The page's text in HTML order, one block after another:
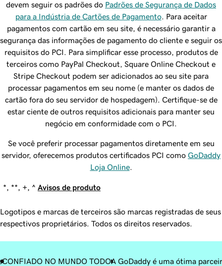
devem seguir os padrões do Padrões de Segurança de Dados
para a Indústria de Cartões de Pagamento. Para aceitar
pagamentos com cartão em seu site, é necessário garantir a
segurança das informações de pagamento do cliente e seguir os
requisitos do PCI. Para simplificar esse processo, produtos de
terceiros como PayPal Checkout, Square Online Checkout e
Stripe Checkout podem ser adicionados ao seu site para
processar pagamentos em seu nome (e manter os dados de
cartão fora do seu servidor de hospedagem). Certifique-se de
estar ciente de outros requisitos adicionais para manter seu
negócio em conformidade com o PCI.
Se você preferir processar pagamentos diretamente em seu
servidor, oferecemos produtos certificados PCI como GoDaddy
Loja Online.
*, **, +, ^ Avisos de produto
Logotipos e marcas de terceiros são marcas registradas de seus
respectivos proprietários. Todos os direitos reservados.
CONFIADO NO MUNDO TODOA GoDaddy é uma ótima